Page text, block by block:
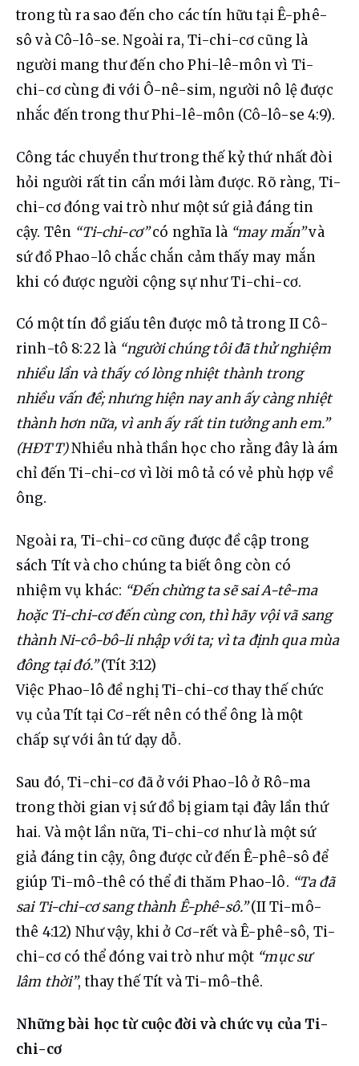
trong tù ra sao đến cho các tín hữu tại Ê-phê-
sô và Cô-lô-se. Ngoài ra, Ti-chi-cơ cũng là
người mang thư đến cho Phi-lê-môn vì Ti-
chi-cơ cùng đi với Ô-nê-sim, người nô lệ được
nhắc đến trong thư Phi-lê-môn (Cô-lô-se 4:9).
Công tác chuyển thư trong thế kỷ thứ nhất đòi
hỏi người rất tin cẩn mới làm được. Rõ ràng, Ti-
chi-cơ đóng vai trò như một sứ giả đáng tin
cậy. Tên “Ti-chi-cơ” có nghĩa là “may mắn” và
sứ đồ Phao-lô chắc chắn cảm thấy may mắn
khi có được người cộng sự như Ti-chi-cơ.
Có một tín đồ giấu tên được mô tả trong II Cô-
rinh-tô 8:22 là “người chúng tôi đã thử nghiệm
nhiều lần và thấy có lòng nhiệt thành trong
nhiều vấn đề; nhưng hiện nay anh ấy càng nhiệt
thành hơn nữa, vì anh ấy rất tin tưởng anh em.”
(HĐTT) Nhiều nhà thần học cho rằng đây là ám
chỉ đến Ti-chi-cơ vì lời mô tả có vẻ phù hợp về
ông.
Ngoài ra, Ti-chi-cơ cũng được đề cập trong
sách Tít và cho chúng ta biết ông còn có
nhiệm vụ khác: “Đến chừng ta sẽ sai A-tê-ma
hoặc Ti-chi-cơ đến cùng con, thì hãy vội vã sang
thành Ni-cô-bô-li nhập với ta; vì ta định qua mùa
đông tại đó.” (Tít 3:12)
Việc Phao-lô đề nghị Ti-chi-cơ thay thế chức
vụ của Tít tại Cơ-rết nên có thể ông là một
chấp sự với ân tứ dạy dỗ.
Sau đó, Ti-chi-cơ đã ở với Phao-lô ở Rô-ma
trong thời gian vị sứ đồ bị giam tại đây lần thứ
hai. Và một lần nữa, Ti-chi-cơ như là một sứ
giả đáng tin cậy, ông được cử đến Ê-phê-sô để
giúp Ti-mô-thê có thể đi thăm Phao-lô. “Ta đã
sai Ti-chi-cơ sang thành Ê-phê-sô.” (II Ti-mô-
thê 4:12) Như vậy, khi ở Cơ-rết và Ê-phê-sô, Ti-
chi-cơ có thể đóng vai trò như một “mục sư
lâm thời”, thay thế Tít và Ti-mô-thê.
Những bài học từ cuộc đời và chức vụ của Ti-
chi-cơ